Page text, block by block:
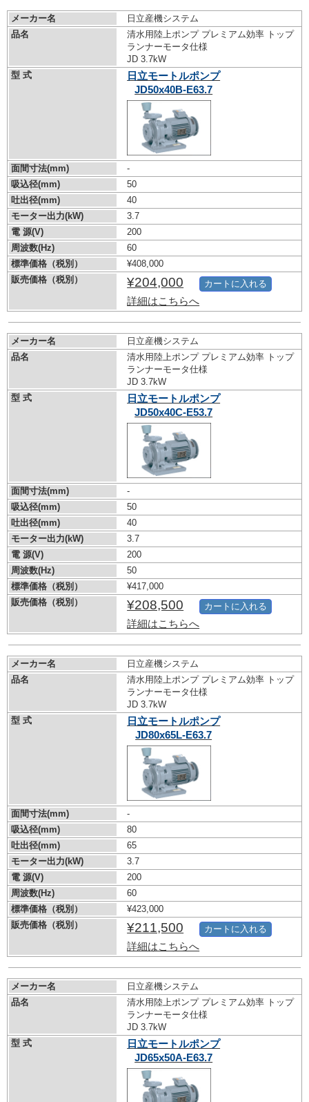
メーカー名
日立産機システム
品名
清水用陸上ポンプ プレミアム効率 トップ
ランナーモータ仕様
JD 3.7kW
型 式
日立モートルポンプ
JD50x40B-E63.7
面間寸法(mm)
-
吸込径(mm)
50
吐出径(mm)
40
モーター出力(kW)
3.7
電 源(V)
200
周波数(Hz)
60
標準価格（税別）
¥408,000
販売価格（税別）
¥204,000
詳細はこちらへ
カートに入れる
メーカー名
日立産機システム
品名
清水用陸上ポンプ プレミアム効率 トップ
ランナーモータ仕様
JD 3.7kW
型 式
日立モートルポンプ
JD50x40C-E53.7
面間寸法(mm)
-
吸込径(mm)
50
吐出径(mm)
40
モーター出力(kW)
3.7
電 源(V)
200
周波数(Hz)
50
標準価格（税別）
¥417,000
販売価格（税別）
¥208,500
詳細はこちらへ
カートに入れる
メーカー名
日立産機システム
品名
清水用陸上ポンプ プレミアム効率 トップ
ランナーモータ仕様
JD 3.7kW
型 式
日立モートルポンプ
JD80x65L-E63.7
面間寸法(mm)
-
吸込径(mm)
80
吐出径(mm)
65
モーター出力(kW)
3.7
電 源(V)
200
周波数(Hz)
60
標準価格（税別）
¥423,000
販売価格（税別）
¥211,500
詳細はこちらへ
カートに入れる
メーカー名
日立産機システム
品名
清水用陸上ポンプ プレミアム効率 トップ
ランナーモータ仕様
JD 3.7kW
型 式
日立モートルポンプ
JD65x50A-E63.7